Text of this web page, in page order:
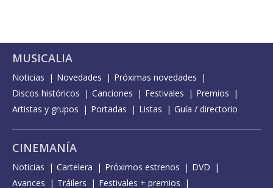
MUSICALIA
Noticias Novedades
Próximas novedades
Discos históricos
Canciones Festivales
Premios
Artistas y grupos
Portadas Listas Guía / directorio
CINEMANÍA
Noticias Cartelera Próximos estrenos
DVD
Avances
Tráilers Festivales + premios